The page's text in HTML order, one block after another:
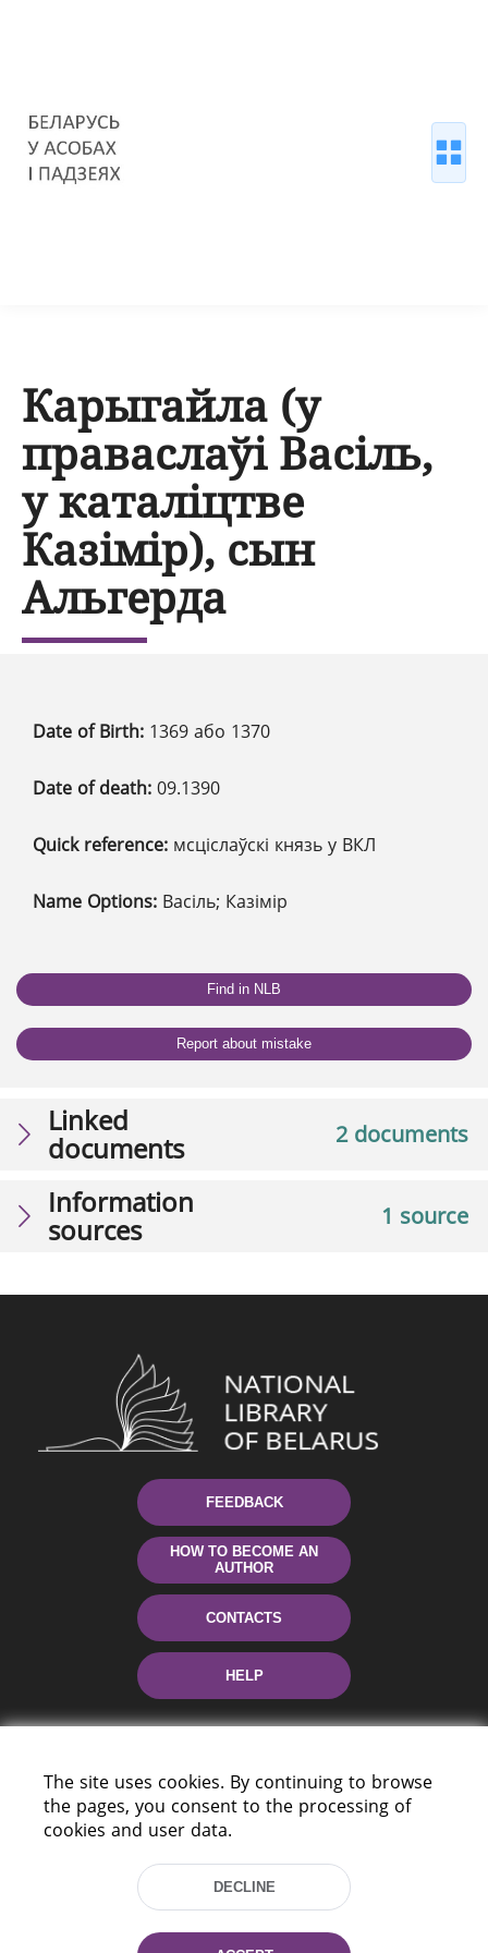
Карыгайла (у
праваслаўі Васіль,
у каталіцтве
Казімір), сын
Альгерда
Date of Birth: 1369 або 1370
Date of death: 09.1390
Quick reference: мсціслаўскі князь у ВКЛ
Name Options: Васіль; Казімір
Find in NLB
Report about mistake
2 documents
Linked
documents
1 source
Information
sources
FEEDBACK
HOW TO BECOME AN
AUTHOR
CONTACTS
HELP
220114, Niezaležnasci Ave. 116, Minsk,
Tel.: (+375 17) 368 37 37
The site uses cookies. By continuing to browse
the pages, you consent to the processing of
cookies and user data.
DECLINE